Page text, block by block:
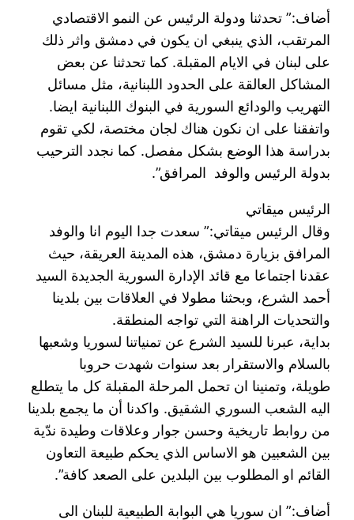
أضاف:” تحدثنا ودولة الرئيس عن النمو الاقتصادي
المرتقب، الذي ينبغي ان يكون في دمشق واثر ذلك
على لبنان في الايام المقبلة. كما تحدثنا عن بعض
المشاكل العالقة على الحدود اللبنانية، مثل مسائل
التهريب والودائع السورية في البنوك اللبنانية ايضا.
واتفقنا على ان نكون هناك لجان مختصة، لكي تقوم
بدراسة هذا الوضع بشكل مفصل. كما نجدد الترحيب
بدولة الرئيس والوفد المرافق”.
الرئيس ميقاتي
وقال الرئيس ميقاتي:” سعدت جدا اليوم انا والوفد
المرافق بزيارة دمشق، هذه المدينة العريقة، حيث
عقدنا اجتماعا مع قائد الإدارة السورية الجديدة السيد
أحمد الشرع، وبحثنا مطولا في العلاقات بين بلدينا
والتحديات الراهنة التي تواجه المنطقة.
بداية، عبرنا للسيد الشرع عن تمنياتنا لسوريا وشعبها
بالسلام والاستقرار بعد سنوات شهدت حروبا
طويلة، وتمنينا ان تحمل المرحلة المقبلة كل ما يتطلع
اليه الشعب السوري الشقيق. واكدنا أن ما يجمع بلدينا
من روابط تاريخية وحسن جوار وعلاقات وطيدة ندّية
بين الشعبين هو الاساس الذي يحكم طبيعة التعاون
القائم او المطلوب بين البلدين على الصعد كافة”.
أضاف:” ان سوريا هي البوابة الطبيعية للبنان الى